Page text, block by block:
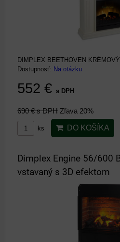
DIMPLEX BEETHOVEN
Dostupnosť: Na otázku
552 € s DPH
690 €s DPH Zľava 20%
ks DO KOŠÍKA
Dimplex Engine 56/600
vstavaný s 3D efektom